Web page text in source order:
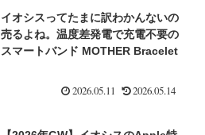
イオシスってたまに訳わかんないの
売るよね。温度差発電で充電不要の
スマートバンド MOTHER Bracelet
2026.05.11 2026.05.14